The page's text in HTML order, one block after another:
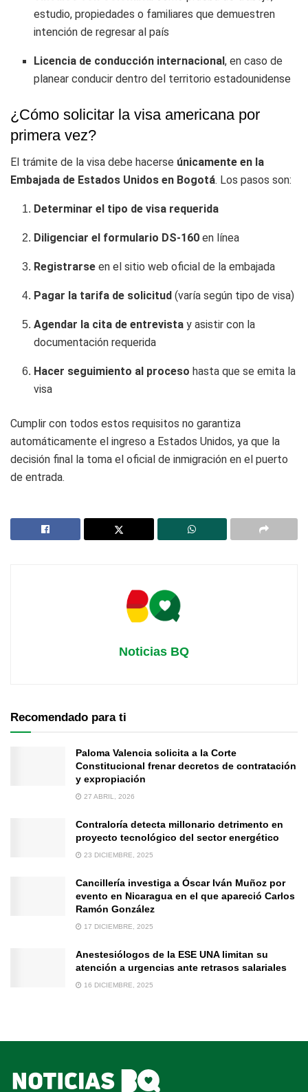
estudio, propiedades o familiares que demuestren
intención de regresar al país
Licencia de conducción internacional, en caso de
planear conducir dentro del territorio estadounidense
¿Cómo solicitar la visa americana por
primera vez?
El trámite de la visa debe hacerse únicamente en la
Embajada de Estados Unidos en Bogotá. Los pasos son:
Determinar el tipo de visa requerida
Diligenciar el formulario DS-160 en línea
Registrarse en el sitio web oficial de la embajada
Pagar la tarifa de solicitud (varía según tipo de visa)
Agendar la cita de entrevista y asistir con la
documentación requerida
Hacer seguimiento al proceso hasta que se emita la
visa
Cumplir con todos estos requisitos no garantiza
automáticamente el ingreso a Estados Unidos, ya que la
decisión final la toma el oficial de inmigración en el puerto
de entrada.
Noticias BQ
Recomendado para ti
Paloma Valencia solicita a la Corte
Constitucional frenar decretos de contratación
y expropiación
27 ABRIL, 2026
Contraloría detecta millonario detrimento en
proyecto tecnológico del sector energético
23 DICIEMBRE, 2025
Cancillería investiga a Óscar Iván Muñoz por
evento en Nicaragua en el que apareció Carlos
Ramón González
17 DICIEMBRE, 2025
Anestesiólogos de la ESE UNA limitan su
atención a urgencias ante retrasos salariales
16 DICIEMBRE, 2025